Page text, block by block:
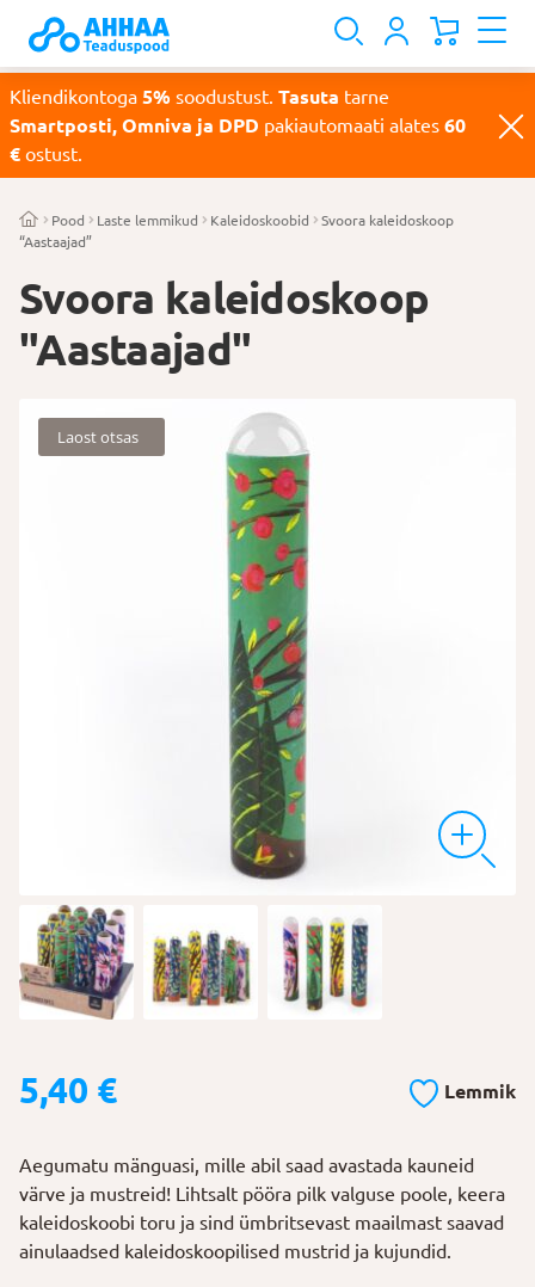
Kliendikontoga 5% soodustust. Tasuta tarne
Smartposti, Omniva ja DPD pakiautomaati alates 60
€ ostust.
Pood Laste lemmikud Kaleidoskoobid
Svoora kaleidoskoop
“Aastaajad”
Svoora kaleidoskoop
"Aastaajad"
Laost otsas
5,40 € Lemmik
Aegumatu mänguasi, mille abil saad avastada kauneid
värve ja mustreid! Lihtsalt pööra pilk valguse poole, keera
kaleidoskoobi toru ja sind ümbritsevast maailmast saavad
ainulaadsed kaleidoskoopilised mustrid ja kujundid.